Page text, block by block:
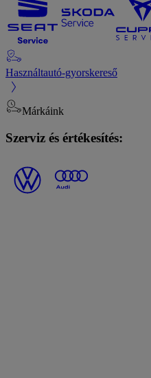
Használtautó-gyorskereső
Márkáink
Szerviz és értékesítés: